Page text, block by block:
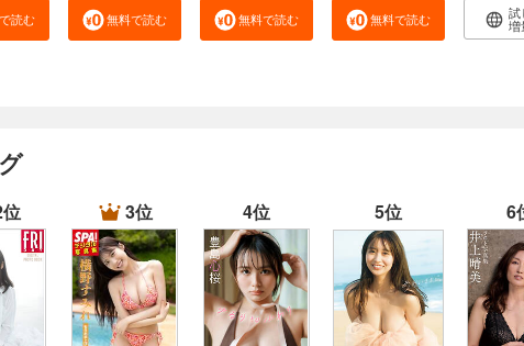
読む 無料で読む 無料で読む 無料で読む 試
増
3位 4位 5位 6